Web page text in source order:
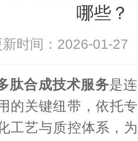
哪些？
新时间：2026-01-
肽合成技术服务是
的关键纽带，依托
工艺与质控体系，